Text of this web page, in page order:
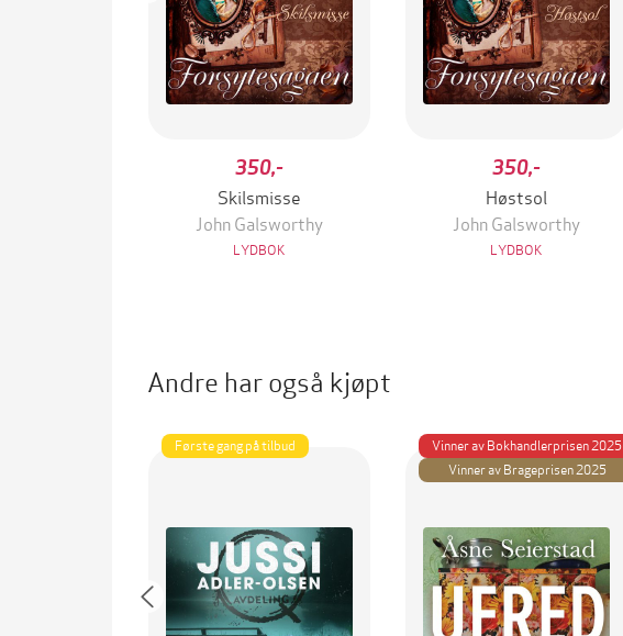
350,-
Skilsmisse
John Galsworthy
LYDBOK
350,-
Høstsol
John Galsworthy
LYDBOK
Andre har også kjøpt
Første gang på tilbud
Vinner av Bokhandlerprisen 2025
Vinner av Brageprisen 2025